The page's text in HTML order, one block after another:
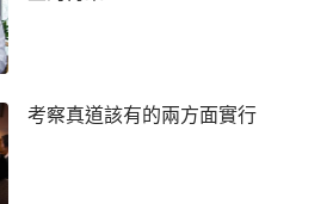
的所有性情，而且滿有權柄、尊
極的神自己。人并没有接觸過
曾知道我的性情，從創世到如
就是末世向人顯現的但又隱秘
現住在人的中間，如烈日，又
帶着權柄，無一人一物不在我
考察真道該有的兩方面實行